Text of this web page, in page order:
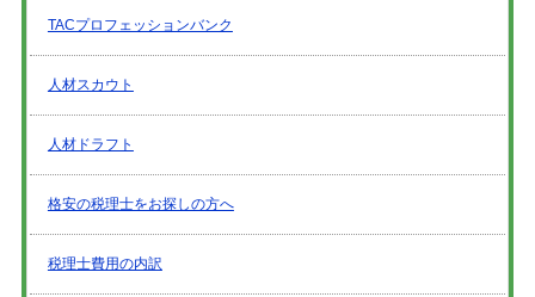
TACプロフェッションバンク
人材スカウト
人材ドラフト
格安の税理士をお探しの方へ
税理士費用の内訳